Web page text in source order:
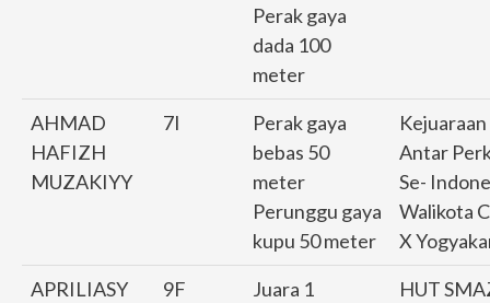
Perak gaya
dada 100
meter
AHMAD
HAFIZH
MUZAKIYY
7I
Perak gaya
bebas 50
meter
Perunggu gaya
kupu 50 meter
Antar
Se-
Walikota
X
APRILIASY
9F
Juara 1
HUT